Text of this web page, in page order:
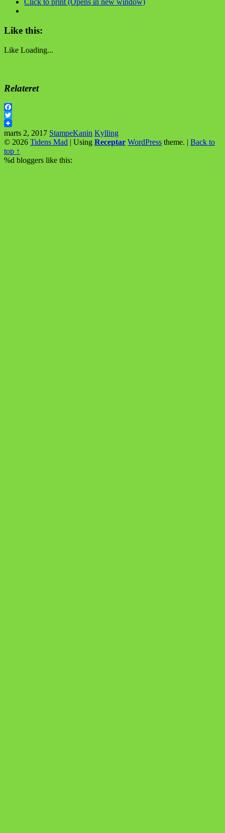
Click to print (Opens in new window)
Like this:
Like Loading...
Relateret
Facebook
Twitter
marts 2, 2017 StampeKanin Kylling
© 2026 Tidens Mad | Using Receptar WordPress theme. | Back to
top ↑
%d bloggers like this: